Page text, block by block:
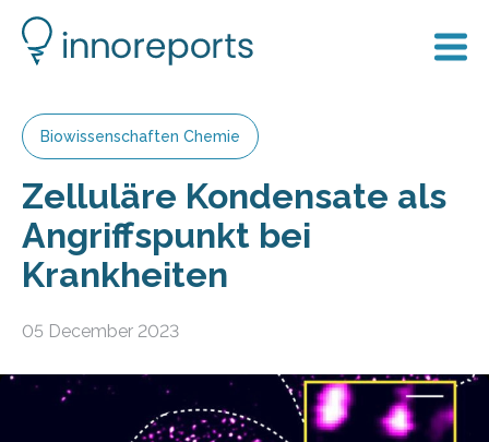
Biowissenschaften Chemie
Zelluläre Kondensate als
Angriffspunkt bei
Krankheiten
05 December 2023